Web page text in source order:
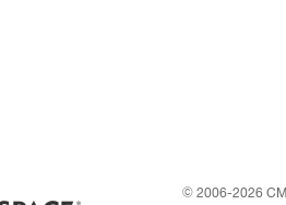
© 2006-2026